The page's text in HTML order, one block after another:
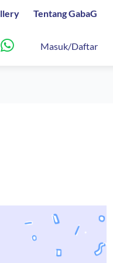
Tentang GabaG
Masuk/Daftar